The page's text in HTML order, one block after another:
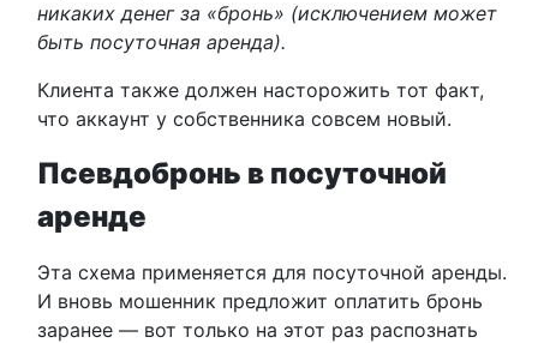
никаких денег за «бронь» (исключением может
быть посуточная аренда).
Клиента также должен насторожить тот факт,
что аккаунт у собственника совсем новый.
Псевдобронь в посуточной
аренде
Эта схема применяется для посуточной аренды.
И вновь мошенник предложит оплатить бронь
заранее — вот только на этот раз распознать